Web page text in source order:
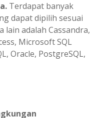
Terdapat banyak
dapat dipilih sesuai
adalah Cassandra,
Microsoft SQL
Oracle, PostgreSQL,